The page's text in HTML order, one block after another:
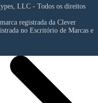
LLC - Todos os direitos
registrada da Clever
no Escritório de Marcas e